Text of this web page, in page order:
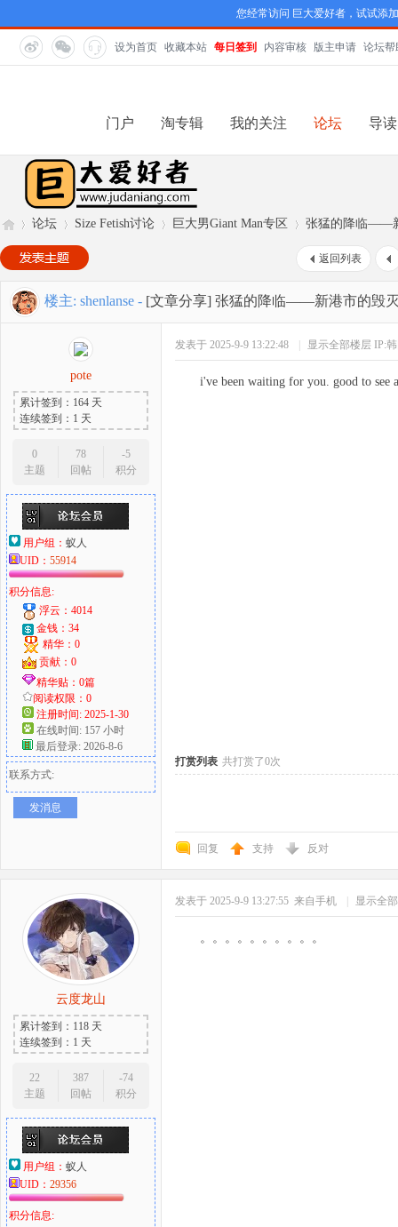
您经常访问 巨大爱好者，试试添
设为首页 收藏本站 每日签到 内容审核 版主申请 论坛帮
门户 淘专辑 我的关注 论坛 导读
巨
爱
»
论坛
›
Size Fetish讨论
›
巨大男Giant Man专区
›
张猛的降临——
返回列表
楼主: shenlanse - [文章分享] 张猛的降临——新港市的毁
pote
累计签到：164 天
连续签到：1 天
0
主题
78
回帖
-5
积分
用户组： 蚁人
UID： 55914
积分信息:
浮云：4014
金钱：34
精华：0
贡献：0
精华贴：0篇
阅读权限：0
注册时间: 2025-1-30
在线时间: 157 小时
最后登录: 2026-8-6
联系方式:
发消息
发表于 2025-9-9 13:22:48 显示全部楼层 IP:
i've been waiting for you. good to see
打赏列表 共打赏了0次
回复 支持 反对
云度龙山
累计签到：118 天
连续签到：1 天
22
主题
387
回帖
-74
积分
用户组： 蚁人
UID： 29356
积分信息:
发表于 2025-9-9 13:27:55 来自手机 显示全
。。。。。。。。。。